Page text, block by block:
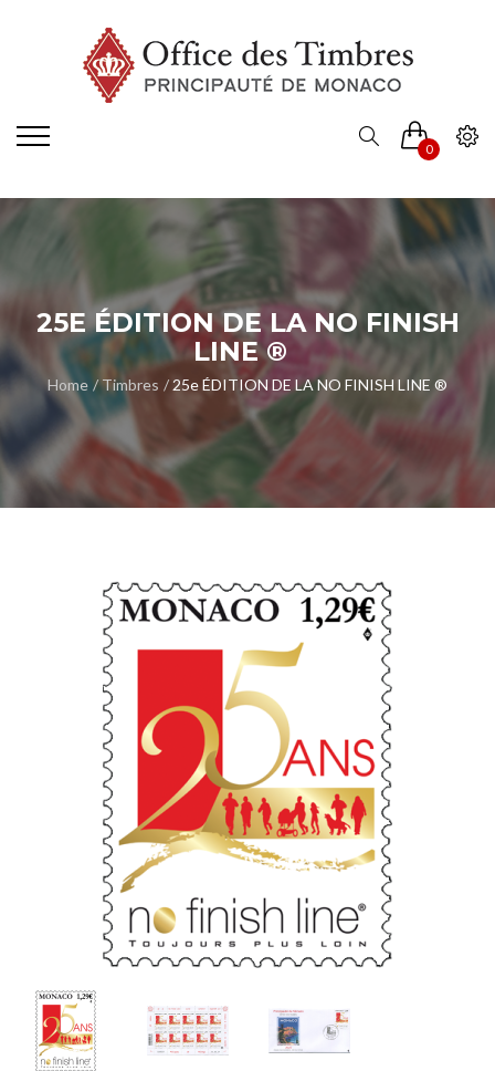
0
25E ÉDITION DE LA NO FINISH
LINE ®
Home Timbres 25e ÉDITION DE LA NO FINISH LINE ®